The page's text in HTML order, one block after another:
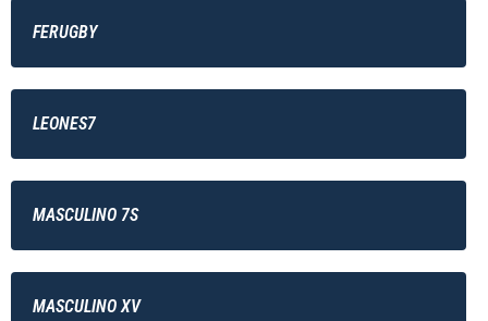
FERUGBY
LEONES7
MASCULINO 7S
MASCULINO XV